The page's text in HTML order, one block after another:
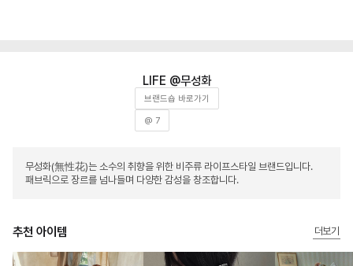
무성화
브랜드숍 바로가기
@ 7
무성화(無性花)는 소수의 취향을 위한 비주류 라이프스타일 브랜드입니다.
패브릭으로 장르를 넘나들며 다양한 감성을 창조합니다.
추천 아이템 더보기